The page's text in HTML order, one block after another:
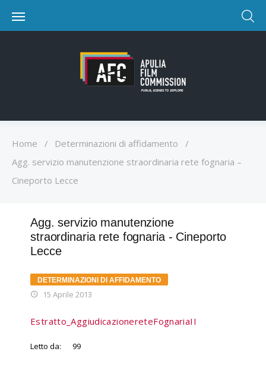
Home / Determinazioni di affidamento
/
Agg. servizio manutenzione straordinaria rete fognaria –
Cineporto Lecce
Agg. servizio manutenzione
straordinaria rete fognaria - Cineporto
Lecce
DETERMINAZIONI DI AFFIDAMENTO
15 Aprile 2013
Estratto_AggiudicazionereteFognariaII
Letto da: 99